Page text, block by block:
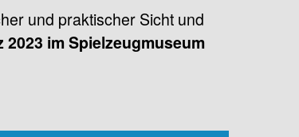
und praktischer Sicht und
2023 im Spielzeugmuseum